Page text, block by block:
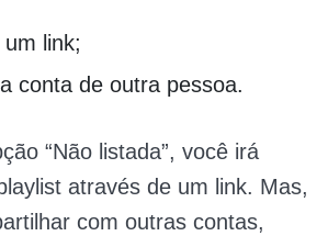
link;
conta de outra pessoa.
“Não listada”, você irá
através de um link. Mas,
com outras contas,